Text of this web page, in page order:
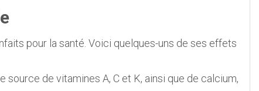
pour la santé. Voici quelques-uns de ses effets
de vitamines A, C et K, ainsi que de calcium,